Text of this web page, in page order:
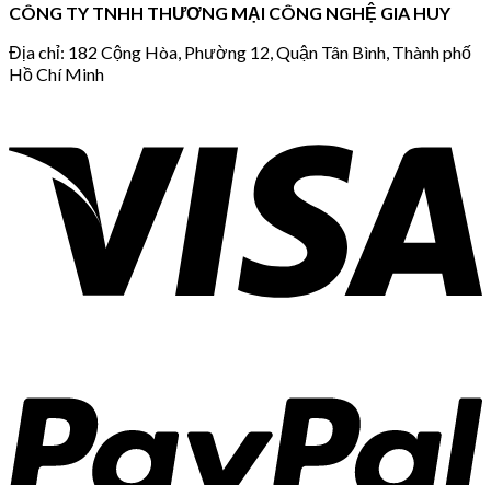
CÔNG TY TNHH THƯƠNG MẠI CÔNG NGHỆ GIA HUY
Địa chỉ: 182 Cộng Hòa, Phường 12, Quận Tân Bình, Thành phố
Hồ Chí Minh